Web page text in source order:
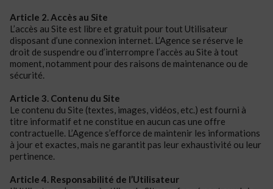
Article 2. Accès au Site
L’accès au Site est libre et gratuit pour tout Utilisateur
disposant d’une connexion internet. L’Agence se réserve le
droit de suspendre ou d’interrompre l’accès au Site à tout
moment, notamment pour des raisons de maintenance ou de
sécurité.
Article 3. Contenu du Site
Le contenu du Site (textes, images, vidéos, etc.) est fourni à
titre informatif et ne constitue en aucun cas une offre
contractuelle. L’Agence s’efforce de maintenir les informations
à jour et exactes, mais ne garantit pas leur exhaustivité ou leur
pertinence.
Article 4. Responsabilité de l’Utilisateur